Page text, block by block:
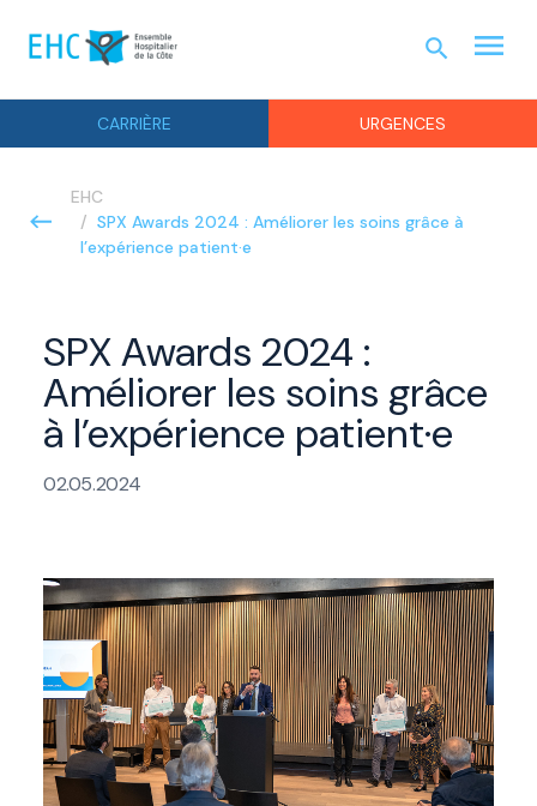
CARRIÈRE URGENCES
search menu
EHC
SPX Awards 2024 : Améliorer les soins grâce à
l’expérience patient·e
SPX Awards 2024 :
Améliorer les soins grâce
à l’expérience patient·e
02.05.2024